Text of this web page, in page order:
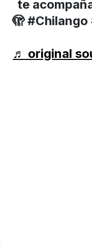
te
🫣
♬ original